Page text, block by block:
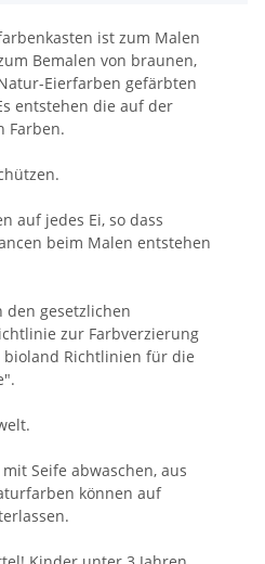
ist zum Malen
Bemalen von braunen,
Eierfarben gefärbten
entstehen die auf der
Farben.
auf jedes Ei, so dass
beim Malen entstehen
den gesetzlichen
zur Farbverzierung
Richtlinien für die
Seife abwaschen, aus
können auf